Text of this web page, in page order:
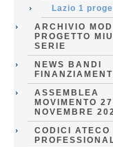
Lazio 1
ARCHIVIO
PROGETTO
SERIE
NEWS BANDI
ASSEMBLEA
MOVIMENTO 27
NOVEMBRE
CODICI ATECO